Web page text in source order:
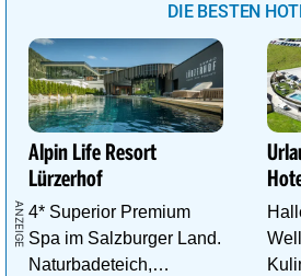
DIE BESTEN
Alpin Life Resort
Lürzerhof
4* Superior Premium
Spa im Salzburger Land.
Naturbadeteich,